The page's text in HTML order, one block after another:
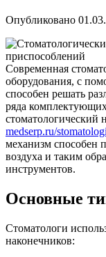
Опубликовано
Современная
оборудования, с
способен решать
ряда
стоматологический
medserp.ru/
механизм способен
воздуха и таким
инструментов.
Основные
Стоматологи
наконечников: